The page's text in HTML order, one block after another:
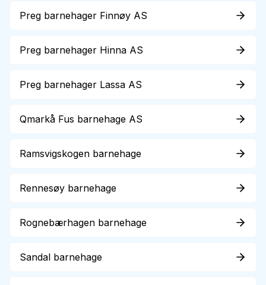
Preg barnehager Finnøy AS
Preg barnehager Hinna AS
Preg barnehager Lassa AS
Qmarkå Fus barnehage AS
Ramsvigskogen barnehage
Rennesøy barnehage
Rognebærhagen barnehage
Sandal barnehage